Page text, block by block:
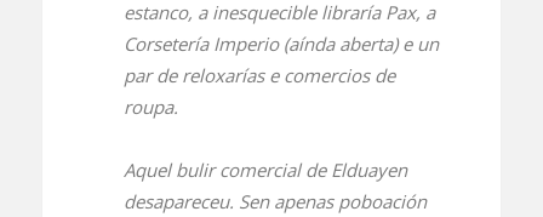
estanco, a inesquecible libraría Pax, a
Corsetería Imperio (aínda aberta) e un
par de reloxarías e comercios de
roupa.
Aquel bulir comercial de Elduayen
desapareceu. Sen apenas poboación